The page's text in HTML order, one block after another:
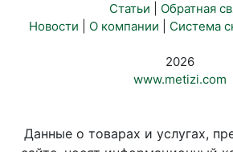
Статьи
Обратная
Новости
О компании Система
2026
www.metizi.com
Данные о товарах и услугах,